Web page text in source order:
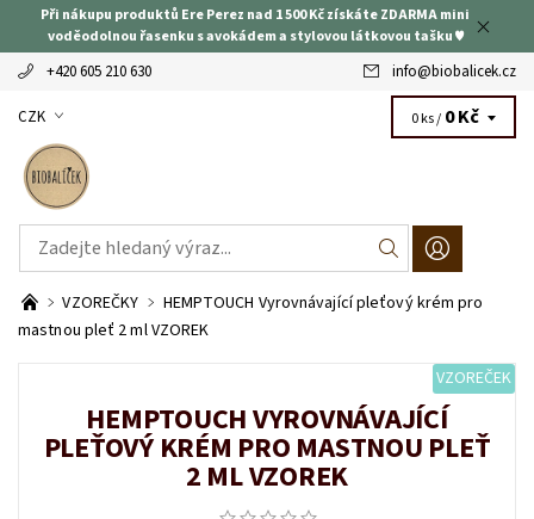
Při nákupu produktů Ere Perez nad 1 500 Kč získáte ZDARMA mini
voděodolnou řasenku s avokádem a stylovou látkovou tašku ♥
+420 605 210 630 info@biobalicek.cz
CZK 0 ks / 0 Kč
VZOREČKY
HEMPTOUCH Vyrovnávající pleťový krém pro
mastnou pleť 2 ml VZOREK
VZOREČEK
HEMPTOUCH VYROVNÁVAJÍCÍ
PLEŤOVÝ KRÉM PRO MASTNOU PLEŤ
2 ML VZOREK